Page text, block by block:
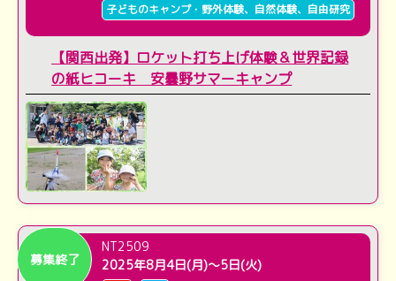
子どものキャンプ・野外体験、自然体験、自由研究
【関西出発】ロケット打ち上げ体験＆世界記録
の紙ヒコーキ 安曇野サマーキャンプ
募集終了
NT2509
2025年8月4日(月)～5日(火)